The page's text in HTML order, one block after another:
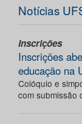
Notícias
Inscrições
Inscrições
educação na
Colóquio e
com submissão